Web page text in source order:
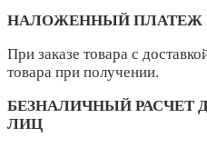
НАЛОЖЕННЫЙ ПЛАТЕЖ
При заказе товара с
товара при получении.
БЕЗНАЛИЧНЫЙ РАСЧЕТ
ЛИЦ